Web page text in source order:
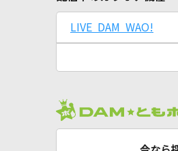
LIVE DAM WAO!